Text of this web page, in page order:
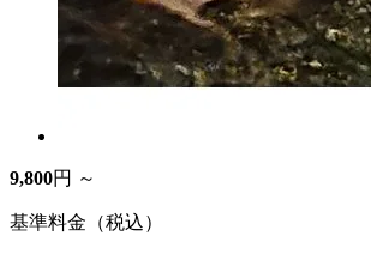
9,800円 ～
基準料金（税込）